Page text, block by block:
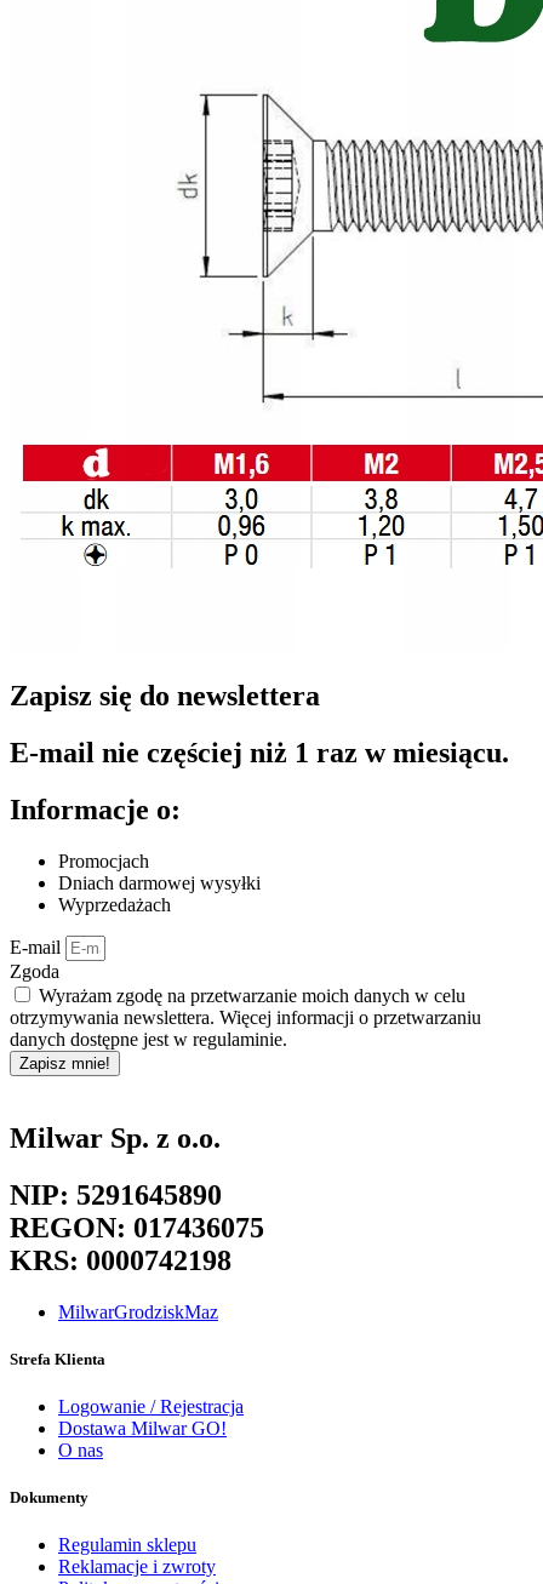
Zapisz się do newslettera
E-mail nie częściej niż 1 raz w miesiącu.
Informacje o:
Promocjach
Dniach darmowej wysyłki
Wyprzedażach
E-mail
Zgoda
Wyrażam zgodę na przetwarzanie moich danych w celu
otrzymywania newslettera. Więcej informacji o przetwarzaniu
danych dostępne jest w regulaminie.
Zapisz mnie!
Milwar Sp. z o.o.
NIP: 5291645890
REGON: 017436075
KRS: 0000742198
MilwarGrodziskMaz
Strefa Klienta
Logowanie / Rejestracja
Dostawa Milwar GO!
O nas
Dokumenty
Regulamin sklepu
Reklamacje i zwroty